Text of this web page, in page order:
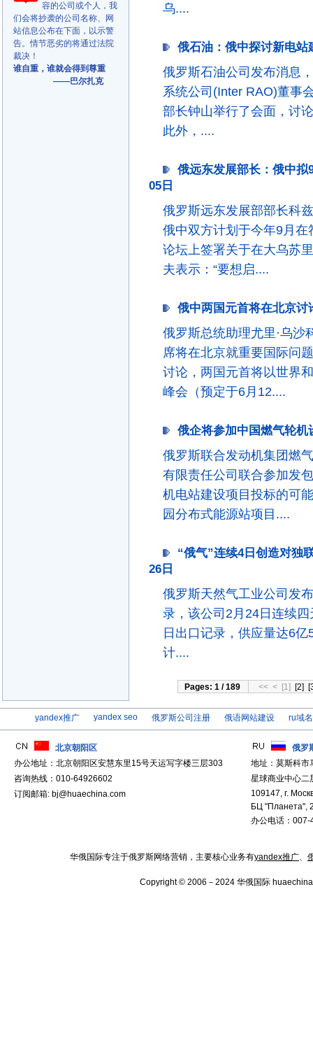
容的公司或个人，我
们会将抄袭的公司名称、网
站信息公布在下面，以示警
告。情节恶劣的将通过法院
裁决！
谁自重，谁就会得到尊重
——巴尔扎克
乌....
俄石油：俄中探讨新电
俄罗斯石油公司发布消息
系统公司(Inter RAO)董事
部长钟山举行了会面，讨
此外，....
俄远东发展部长：俄中
05日
俄罗斯远东发展部部长科
俄中双方计划于今年9月
论坛上签署关于在大乌苏
夫表示：“要想启....
俄中两国元首将在北京
俄罗斯总统助理尤里·乌沙
席将在北京就重要国际问
讨论，两国元首将以世界
峰会（预定于6月12....
俄企将参加中国燃气轮
俄罗斯联合发动机集团燃
有限责任公司联合参加发
机电站建设项目投标的可
园分布式能源站项目....
“俄气”连续4日创造对独
26日
俄罗斯天然气工业公司发
录，该公司2月24日连续
日出口记录，供应量达6
计....
Pages: 1 / 189 << < [1] [2]
yandex推广 yandex seo 俄罗斯公司注册 俄语网站建设 ru域
北京朝阳区
办公地址：北京朝阳区安慧东里15号天运写字楼三层303
咨询热线：010-64926602
订阅邮箱: bj@huaechina.com
俄罗
地址：莫斯科市
星球商业中心二
109147, г.
БЦ "Планета",
办公电话：
华俄国际专注于俄罗斯网络营销，主要核心业务有yandex推广、
Copyright © 2006－2024 华俄国际